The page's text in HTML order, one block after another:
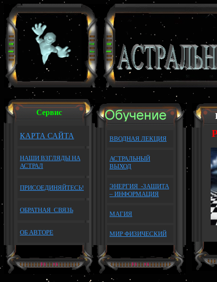
Сервис
КАРТА САЙТА
НАШИ ВЗГЛЯДЫ НА
АСТРАЛ
ПРИСОЕДИНЯЙТЕСЬ!
ОБРАТНАЯ СВЯЗЬ
ОБ АВТОРЕ
ВВОДНАЯ ЛЕКЦИЯ
АСТРАЛЬНЫЙ
ВЫХОД
ЭНЕРГИЯ -ЗАЩИТА
– ИНФОРМАЦИЯ
МАГИЯ
МИР ФИЗИЧЕСКИЙ